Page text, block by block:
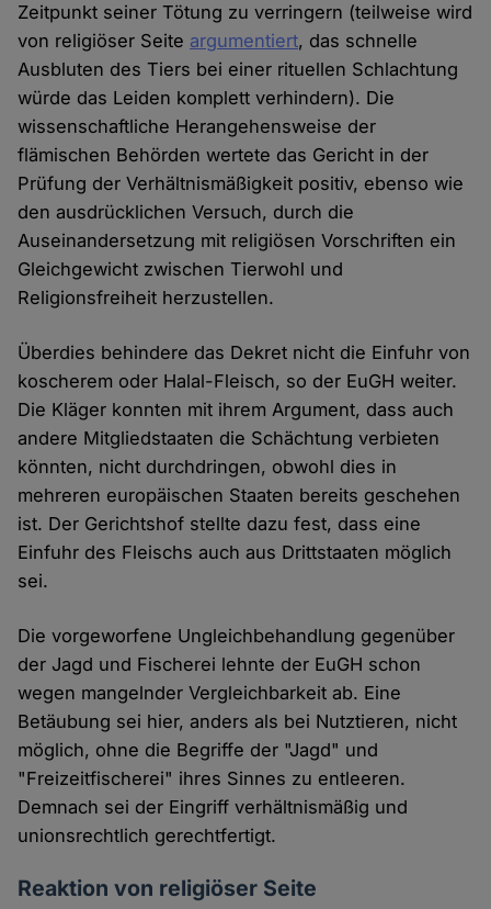
Zeitpunkt seiner Tötung zu verringern (teilweise wird
von religiöser Seite argumentiert, das schnelle
Ausbluten des Tiers bei einer rituellen Schlachtung
würde das Leiden komplett verhindern). Die
wissenschaftliche Herangehensweise der
flämischen Behörden wertete das Gericht in der
Prüfung der Verhältnismäßigkeit positiv, ebenso wie
den ausdrücklichen Versuch, durch die
Auseinandersetzung mit religiösen Vorschriften ein
Gleichgewicht zwischen Tierwohl und
Religionsfreiheit herzustellen.
Überdies behindere das Dekret nicht die Einfuhr von
koscherem oder Halal-Fleisch, so der EuGH weiter.
Die Kläger konnten mit ihrem Argument, dass auch
andere Mitgliedstaaten die Schächtung verbieten
könnten, nicht durchdringen, obwohl dies in
mehreren europäischen Staaten bereits geschehen
ist. Der Gerichtshof stellte dazu fest, dass eine
Einfuhr des Fleischs auch aus Drittstaaten möglich
sei.
Die vorgeworfene Ungleichbehandlung gegenüber
der Jagd und Fischerei lehnte der EuGH schon
wegen mangelnder Vergleichbarkeit ab. Eine
Betäubung sei hier, anders als bei Nutztieren, nicht
möglich, ohne die Begriffe der "Jagd" und
"Freizeitfischerei" ihres Sinnes zu entleeren.
Demnach sei der Eingriff verhältnismäßig und
unionsrechtlich gerechtfertigt.
Reaktion von religiöser Seite